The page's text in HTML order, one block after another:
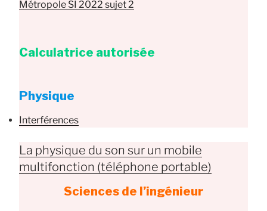
Métropole SI 2022 sujet 2
Calculatrice autorisée
Physique
Interférences
La physique du son sur un mobile
multifonction (téléphone portable)
Sciences de l’ingénieur